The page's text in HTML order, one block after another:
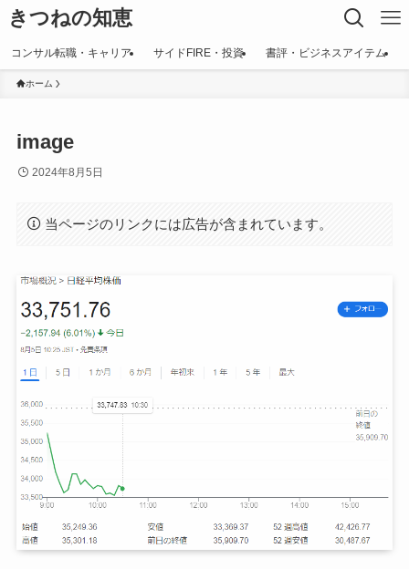
きつねの知恵
コンサル転職・キャリア サイドFIRE・投資 書評・ビジネスアイテム
ホーム
image
2024年8月5日
当ページのリンクには広告が含まれています。